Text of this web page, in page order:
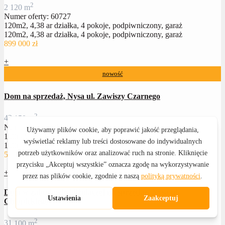
2 120 m2
Numer oferty: 60727
120m2, 4,38 ar działka, 4 pokoje, podpiwniczony, garaż
120m2, 4,38 ar działka, 4 pokoje, podpiwniczony, garaż
899 000 zł
+
nowość
Dom na sprzedaż, Nysa ul. Zawiszy Czarnego
42 150 m 2
Numer oferty: 59978
150m2, 6 pokoi, 9,66ar, dwurodzinny
150m2, 6 pokoi, 9,66ar, dwurodzinny
549 000 zł
+
Dom w zabudowie bliźniaczej na sprzedaż, Nysa ul.
Chłopickiego
31 100 m2